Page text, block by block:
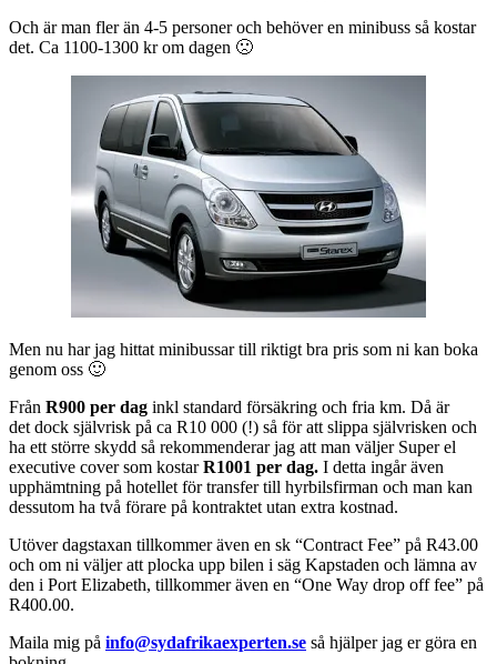
Och är man fler än 4-5 personer och behöver en minibuss så kostar
det. Ca 1100-1300 kr om dagen 🙁
Men nu har jag hittat minibussar till riktigt bra pris som ni kan boka
genom oss 🙂
Från R900 per dag inkl standard försäkring och fria km. Då är
det dock självrisk på ca R10 000 (!) så för att slippa självrisken och
ha ett större skydd så rekommenderar jag att man väljer Super el
executive cover som kostarR1001 per dag. I detta ingår även
upphämtning på hotellet för transfer till hyrbilsfirman och man kan
dessutom ha två förare på kontraktet utan extra kostnad.
Utöver dagstaxan tillkommer även en sk “Contract Fee” på R43.00
och om ni väljer att plocka upp bilen i säg Kapstaden och lämna av
den i Port Elizabeth, tillkommer även en “One Way drop off fee” på
R400.00.
Maila mig på info@sydafrikaexperten.se så hjälper jag er göra en